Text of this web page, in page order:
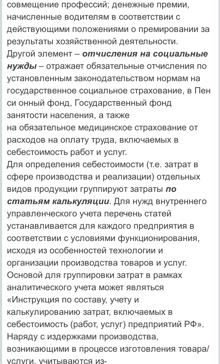
совмещение профессий; денежные премии,
начисленные водителям в соответствии с
действующими положениями о премировании за
результаты хозяйственной деятельности.
Другой элемент – отчисления на социальные
нужды– отражает обязательные отчисления по
установленным законодательством нормам на
государственное социальное страхование, в Пен
си онный фонд, Государственный фонд
занятости населения, а также
на обязательное медицинское страхование от
расходов на оплату труда, включаемых в
себестоимость работ и услуг.
Для определения себестоимости (т.е. затрат в
сфере производства и реализации) отдельных
видов продукции группируют затраты по
статьям калькуляции. Для нужд внутреннего
управленческого учета перечень статей
устанавливается для каждого предприятия в
соответствии с условиями функционирования,
исходя из особенностей технологии и
организации производства товаров и услуг.
Основой для группировки затрат в рамках
аналитического учета может являться
«Инструкция по составу, учету и
калькулированию затрат, включаемых в
себестоимость (работ, услуг) предприятий РФ».
Наряду с издержками производства,
возникающими в процессе изготовления товара/
услуги, учитываются из-